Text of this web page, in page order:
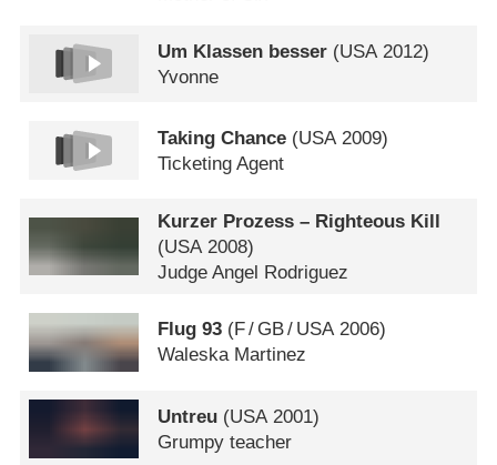
Um Klassen besser (USA 2012)
Yvonne
Taking Chance (USA 2009)
Ticketing Agent
Kurzer Prozess – Righteous Kill
(USA 2008)
Judge Angel Rodriguez
Flug 93 (F/ GB/ USA2006)
Waleska Martinez
Untreu (USA 2001)
Grumpy teacher